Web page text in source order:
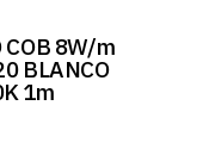
COB 8W/m
BLANCO
1m